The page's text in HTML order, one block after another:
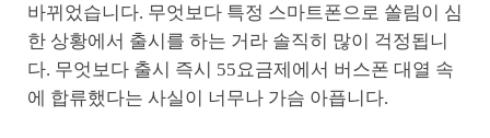
바뀌었습니다. 무엇보다 특정 스마트폰으로 쏠림이 심
한 상황에서 출시를 하는 거라 솔직히 많이 걱정됩니
다. 무엇보다 출시 즉시 55요금제에서 버스폰 대열 속
에 합류했다는 사실이 너무나 가슴 아픕니다.